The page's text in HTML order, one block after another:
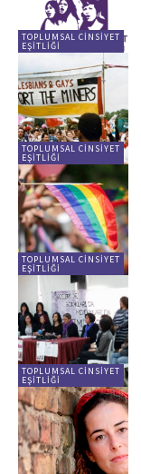
TOPLUMSAL CINSIYET
EŞITLIĞI
TOPLUMSAL CINSIYET
EŞITLIĞI
TOPLUMSAL CINSIYET
EŞITLIĞI
TOPLUMSAL CINSIYET
EŞITLIĞI